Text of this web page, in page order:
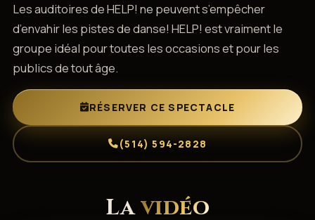
Les auditoires de HELP! ne peuvent s’empêcher
d’envahir les pistes de danse! HELP! est vraiment le
groupe idéal pour toutes les occasions et pour les
publics de tout âge.
RÉSERVER CE SPECTACLE
(514) 594-2828
Lavidéo